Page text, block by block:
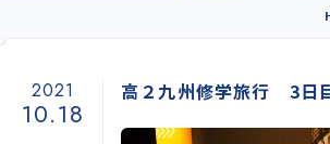
2021
10.18
高２九州修学旅行 3日